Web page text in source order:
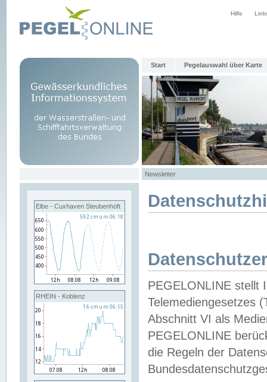
Hilfe
Start Pegelauswahl über Karte
Newsletter
Elbe - Cuxhaven Steubenhöft
RHEIN - Koblenz
PEGELONLINE stellt
Telemediengesetzes
Abschnitt VI als
PEGELONLINE
die Regeln der